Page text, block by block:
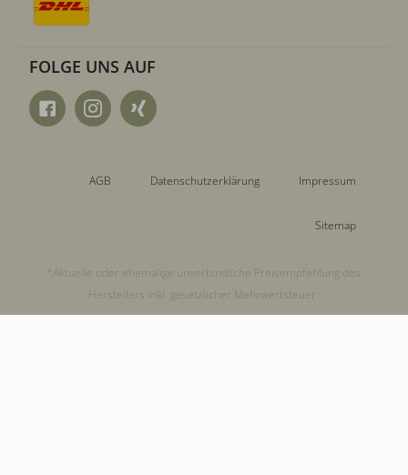
FOLGE UNS AUF
AGB Datenschutzerklärung Impressum
Sitemap
*Aktuelle oder ehemalige unverbindliche Preisempfehlung des
Herstellers inkl. gesetzlicher Mehrwertsteuer.